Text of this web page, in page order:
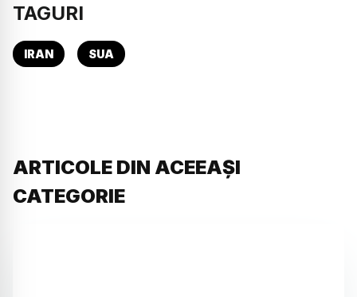
TAGURI
IRAN SUA
ARTICOLE DIN ACEEAȘI
CATEGORIE